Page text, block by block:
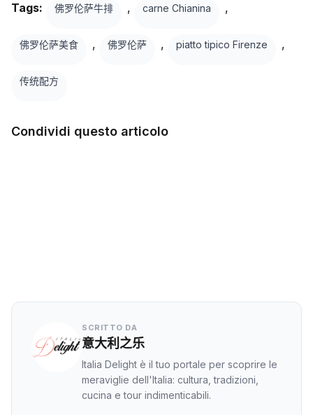
Tags: 佛罗伦萨牛排 , carne Chianina ,
佛罗伦萨美食 , 佛罗伦萨 , piatto tipico Firenze ,
传统配方
Condividi questo articolo
SCRITTO DA
意大利之乐
Italia Delight è il tuo portale per scoprire le
meraviglie dell'Italia: cultura, tradizioni,
cucina e tour indimenticabili.